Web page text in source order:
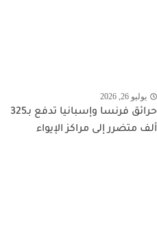
يوليو 26, 2026
حرائق فرنسا وإسبانيا تدفع بـ325
ألف متضرر إلى مراكز الإيواء